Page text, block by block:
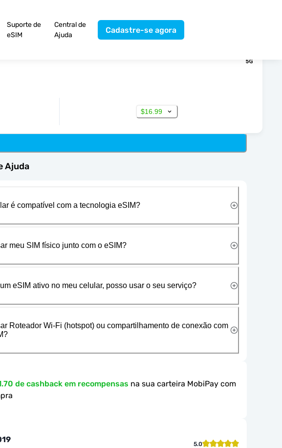
Suporte de
eSIM
Central de
Ajuda
Cadastre-se agora
$16.99
Ajuda
é compatível com a tecnologia eSIM?
meu SIM físico junto com o eSIM?
eSIM ativo no meu celular, posso usar o seu serviço?
Roteador Wi-Fi (hotspot) ou compartilhamento de conexão com
de cashback em recompensas na sua carteira MobiPay com
5.0